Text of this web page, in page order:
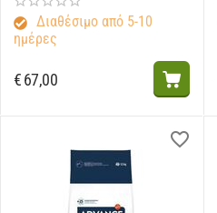
Διαθέσιμο από 5-10
ημέρες
€67,00